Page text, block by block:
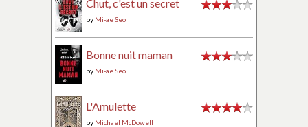
Chut, c'est un secret
by Mi-ae Seo
Bonne nuit maman
by Mi-ae Seo
L'Amulette
by Michael McDowell